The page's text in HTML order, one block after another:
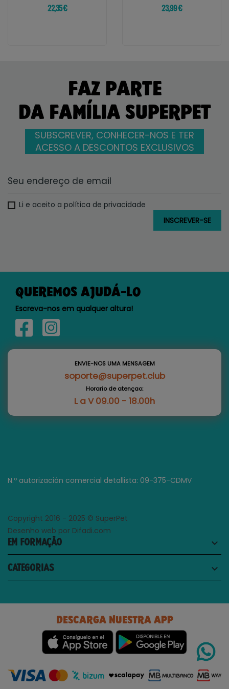
22,35 € 23,99 €
FAZ PARTE
DA FAMÍLIA SUPERPET
SUBSCREVER, CONHECER-NOS E TER
ACESSO A DESCONTOS EXCLUSIVOS
Li e aceito a política de privacidade
QUEREMOS AJUDÁ-LO
Escreva-nos em qualquer altura!
ENVIE-NOS UMA MENSAGEM
soporte@superpet.club
Horario de atençao:
L a V 09.00 - 18.00h
N.º autorización comercial detallista: 09-375-CDMV
Copyright 2016 - 2025 © SuperPet
Desenho web por Difadi.com
EM FORMAÇÃO keyboard_arrow_down
CATEGORIAS keyboard_arrow_down
DESCARGA NUESTRA APP